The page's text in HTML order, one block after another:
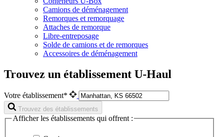
Camions de déménagement
Remorques et remorquage
Attaches de remorque
Libre-entreposage
Solde de camions et de remorques
Accessoires de déménagement
Trouvez un établissement U-Haul
Votre établissement*
Trouvez des établissements
Afficher les établissements qui offrent :